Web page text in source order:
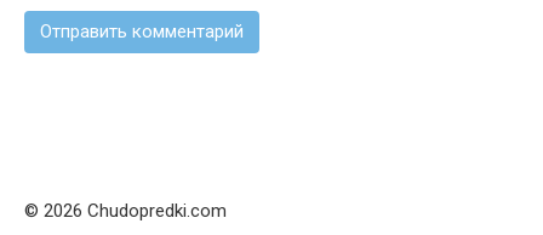
© 2026 Chudopredki.com